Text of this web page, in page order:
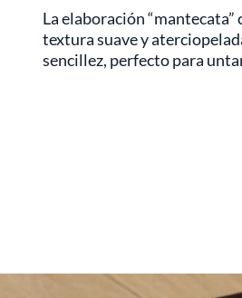
La elaboración
textura suave y
sencillez, perfecto para